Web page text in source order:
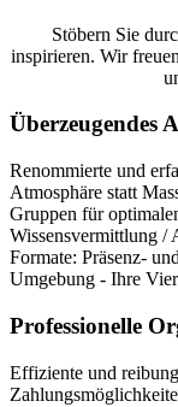
Stöbern Sie
inspirieren. Wir
Überzeugendes
Renommierte und
Atmosphäre statt
Gruppen für
Wissensvermittlung /
Formate: Präsenz-
Umgebung - Ihre
Professionelle
Effiziente und